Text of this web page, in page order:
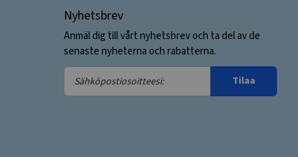
Nyhetsbrev
Anmäl dig till vårt nyhetsbrev och ta del av de
senaste nyheterna och rabatterna.
Sähköpostiosoitteesi:
Tilaa